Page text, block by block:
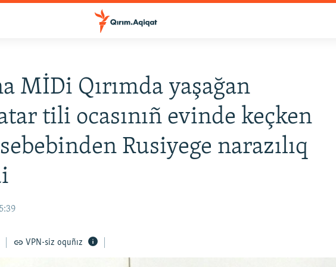
MİDi Qırımda yaşağan
tili ocasınıñ evinde keçken
Rusiyege narazılıq
VPN-siz oquñız